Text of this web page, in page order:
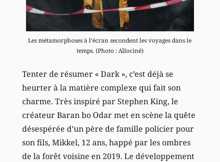
Les métamorphoses à l’écran secondent les voyages dans le
temps. (Photo : Allociné)
Tenter de résumer « Dark », c’est déjà se
heurter à la matière complexe qui fait son
charme. Très inspiré par Stephen King, le
créateur Baran bo Odar met en scène la quête
désespérée d’un père de famille policier pour
son fils, Mikkel, 12 ans, happé par les ombres
de la forêt voisine en 2019. Le développement